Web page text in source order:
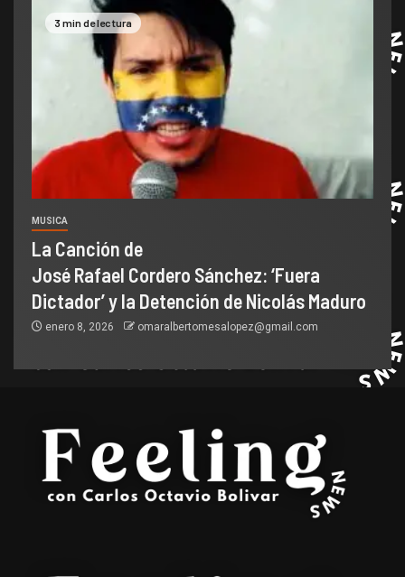
3 min de lectura
MUSICA
La Canción de
José Rafael Cordero Sánchez: ‘Fuera
Dictador’ y la Detención de Nicolás Maduro
enero 8, 2026 omaralbertomesalopez@gmail.com